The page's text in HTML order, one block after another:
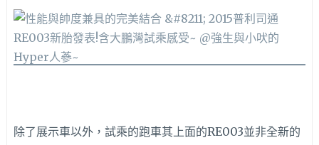
除了展示車以外，試乘的跑車其上面的RE003並非全新的